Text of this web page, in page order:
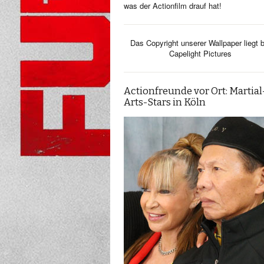
was der Actionfilm drauf hat!
Das Copyright unserer Wallpaper liegt
Capelight Pictures
Actionfreunde vor Ort:
Arts-Stars in Köln